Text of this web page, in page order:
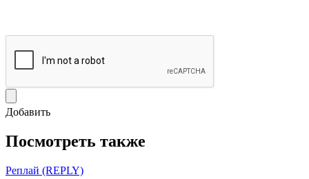
Добавить
Посмотреть также
Реплай (REPLY)